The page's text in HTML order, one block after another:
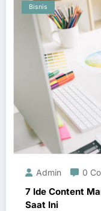
Bisnis
Admin 0
7 Ide Content
Saat Ini